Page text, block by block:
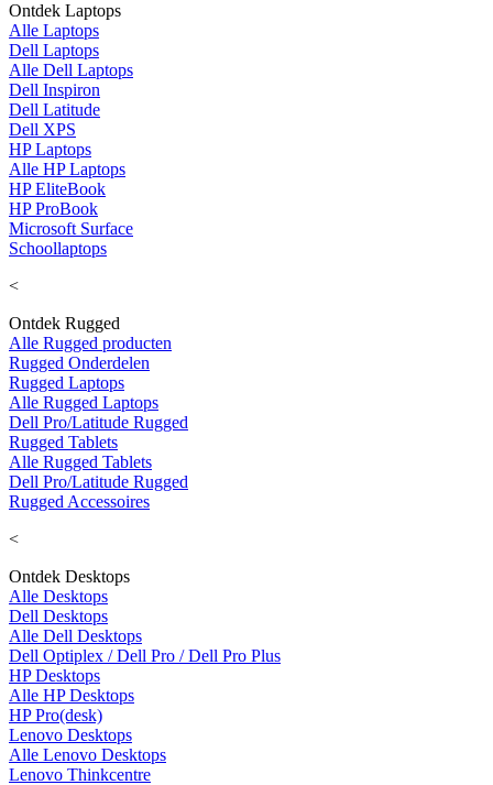
Ontdek Laptops
Alle Laptops
Dell Laptops
Alle Dell Laptops
Dell Inspiron
Dell Latitude
Dell XPS
HP Laptops
Alle HP Laptops
HP EliteBook
HP ProBook
Microsoft Surface
Schoollaptops
<
Ontdek Rugged
Alle Rugged producten
Rugged Onderdelen
Rugged Laptops
Alle Rugged Laptops
Dell Pro/Latitude Rugged
Rugged Tablets
Alle Rugged Tablets
Dell Pro/Latitude Rugged
Rugged Accessoires
<
Ontdek Desktops
Alle Desktops
Dell Desktops
Alle Dell Desktops
Dell Optiplex / Dell Pro / Dell Pro Plus
HP Desktops
Alle HP Desktops
HP Pro(desk)
Lenovo Desktops
Alle Lenovo Desktops
Lenovo Thinkcentre